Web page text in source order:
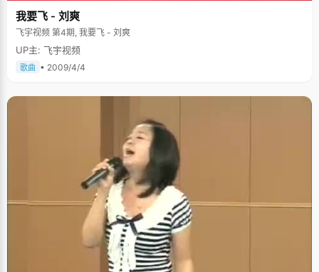
努力一把"。在意识上觉醒以后，查方梅在学习上投入了以往多倍的努力和时
间，减少了与朋友的聚会，出外游玩的时间，认认真真的学起来，慢慢找到
了学习的感觉。一番努力之后，查方梅的成绩随着考试的递加而逐渐上升，
60名到36名，再到18名，8名，4名&hellip;&hellip;升上高三之后，查方梅已
经稳居班级前三名的位置 。 上高三之后，查方梅自觉的开始给自己制定学习
计划，每天都要问自己三个什么："每天晚上睡觉之前，我都要问自己今天学
要学习什么。"查方梅就这样一直问了自己整整一年，用这种方式督促自己不
任朱老师的耐心教导是分不开的，查方梅说："以前，我不太会找老师交流，
那次考了60名之后，我找朱老师谈了一次，他告诉我很多平时没有的想法，
肯定了我的成绩，并鼓励我努力学习，指出了我的一些不足，对我的学习帮
助很大。"之后，不管是学习上还是情绪上有什么问题，查方梅都喜欢找朱老
师谈话，这对她调整心态和学习步骤起到了很大的作用。 查方梅所在的高中
是重点高中，每年能出几个北大的学生，不过如果按照查方梅以前的成绩，
与上北大还是有些距离的，但是查方梅在两年内完成了丑小鸭到白天鹅的巨
变，不仅拿到了为数不多的北大名额，而且夺了状元的头衔，所有同学和老
师都感觉非常惊喜，很多人甚至高呼"这简直就是个奇迹。" 对于感情，堵不
们，这是个青梅竹马一起长大的男孩子。在学习上，查方梅的父母并没有操
太多心，甚至在女儿学习成绩一塌糊涂的时候他们仍然没有着急的迹象，"他
们总觉得我总会好的，没有理由的"，而在思想方面，他们采取的策略则
我要飞 - 刘爽
飞宇视频 第4期, 我要飞 - 刘爽
UP主: 飞宇视频
歌曲 • 2009/4/4